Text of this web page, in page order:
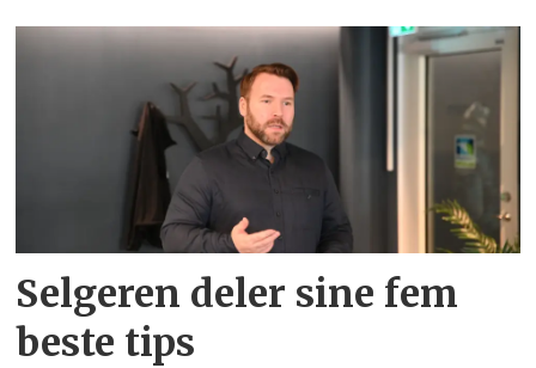
Selgeren deler sine fem
beste tips